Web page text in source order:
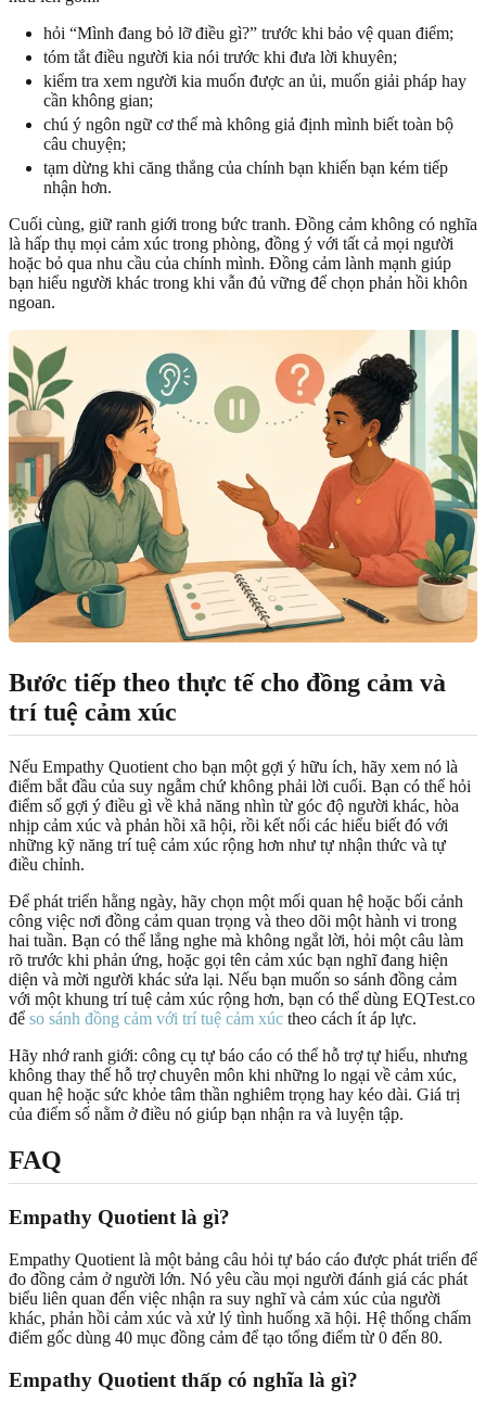
hỏi “Mình đang bỏ lỡ điều gì?” trước khi bảo vệ quan điểm;
tóm tắt điều người kia nói trước khi đưa lời khuyên;
kiểm tra xem người kia muốn được an ủi, muốn giải pháp hay
cần không gian;
chú ý ngôn ngữ cơ thể mà không giả định mình biết toàn bộ
câu chuyện;
tạm dừng khi căng thẳng của chính bạn khiến bạn kém tiếp
nhận hơn.
Cuối cùng, giữ ranh giới trong bức tranh. Đồng cảm không có nghĩa
là hấp thụ mọi cảm xúc trong phòng, đồng ý với tất cả mọi người
hoặc bỏ qua nhu cầu của chính mình. Đồng cảm lành mạnh giúp
bạn hiểu người khác trong khi vẫn đủ vững để chọn phản hồi khôn
ngoan.
Bước tiếp theo thực tế cho đồng cảm và
trí tuệ cảm xúc
Nếu Empathy Quotient cho bạn một gợi ý hữu ích, hãy xem nó là
điểm bắt đầu của suy ngẫm chứ không phải lời cuối. Bạn có thể hỏi
điểm số gợi ý điều gì về khả năng nhìn từ góc độ người khác, hòa
nhịp cảm xúc và phản hồi xã hội, rồi kết nối các hiểu biết đó với
những kỹ năng trí tuệ cảm xúc rộng hơn như tự nhận thức và tự
điều chỉnh.
Để phát triển hằng ngày, hãy chọn một mối quan hệ hoặc bối cảnh
công việc nơi đồng cảm quan trọng và theo dõi một hành vi trong
hai tuần. Bạn có thể lắng nghe mà không ngắt lời, hỏi một câu làm
rõ trước khi phản ứng, hoặc gọi tên cảm xúc bạn nghĩ đang hiện
diện và mời người khác sửa lại. Nếu bạn muốn so sánh đồng cảm
với một khung trí tuệ cảm xúc rộng hơn, bạn có thể dùng EQTest.co
để so sánh đồng cảm với trí tuệ cảm xúc theo cách ít áp lực.
Hãy nhớ ranh giới: công cụ tự báo cáo có thể hỗ trợ tự hiểu, nhưng
không thay thế hỗ trợ chuyên môn khi những lo ngại về cảm xúc,
quan hệ hoặc sức khỏe tâm thần nghiêm trọng hay kéo dài. Giá trị
của điểm số nằm ở điều nó giúp bạn nhận ra và luyện tập.
FAQ
Empathy Quotient là gì?
Empathy Quotient là một bảng câu hỏi tự báo cáo được phát triển để
đo đồng cảm ở người lớn. Nó yêu cầu mọi người đánh giá các phát
biểu liên quan đến việc nhận ra suy nghĩ và cảm xúc của người
khác, phản hồi cảm xúc và xử lý tình huống xã hội. Hệ thống chấm
điểm gốc dùng 40 mục đồng cảm để tạo tổng điểm từ 0 đến 80.
Empathy Quotient thấp có nghĩa là gì?